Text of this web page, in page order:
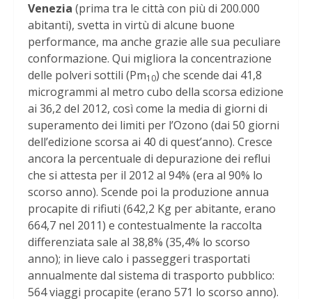
Venezia (prima tra le città con più di 200.000
abitanti), svetta in virtù di alcune buone
performance, ma anche grazie alle sua peculiare
conformazione. Qui migliora la concentrazione
delle polveri sottili (Pm10) che scende dai 41,8
microgrammi al metro cubo della scorsa edizione
ai 36,2 del 2012, così come la media di giorni di
superamento dei limiti per l’Ozono (dai 50 giorni
dell’edizione scorsa ai 40 di quest’anno). Cresce
ancora la percentuale di depurazione dei reflui
che si attesta per il 2012 al 94% (era al 90% lo
scorso anno). Scende poi la produzione annua
procapite di rifiuti (642,2 Kg per abitante, erano
664,7 nel 2011) e contestualmente la raccolta
differenziata sale al 38,8% (35,4% lo scorso
anno); in lieve calo i passeggeri trasportati
annualmente dal sistema di trasporto pubblico:
564 viaggi procapite (erano 571 lo scorso anno).